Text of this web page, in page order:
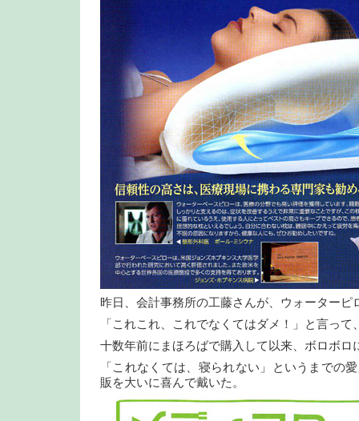
昨日、会計事務所の工藤さんが、ウォーターピ
「これこれ、これでなくてはダメ！」と言っ
十数年前にまほろばで購入して以来、ボロボロ
「これなくては、寝られない」というまでの
販を大いに喜んで戴いた。